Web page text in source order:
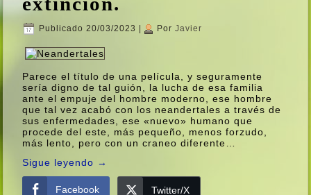
Publicado 20/03/2023 Por Javier
Parece el tí­tulo de una pelí­cula, y seguramente
serí­a digno de tal guión, la lucha de esa familia
ante el empuje del hombre moderno, ese hombre
que tal vez acabó con los neandertales a través de
sus enfermedades, ese «nuevo» humano que
procede del este, más pequeño, menos forzudo,
más lento, pero con un craneo diferente…
Sigue leyendo →
Facebook Twitter/X